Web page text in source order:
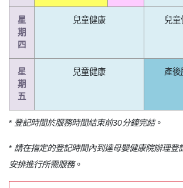
星
期
四
兒童健康 兒童
星
期
五
兒童健康 產後
* 登記時間於服務時間結束前30分鐘完結。
* 請在指定的登記時間內到達母嬰健康院辦理登
安排進行所需服務。